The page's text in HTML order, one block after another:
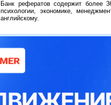
Банк рефератов содержит более
психологии, экономике,
английскому.